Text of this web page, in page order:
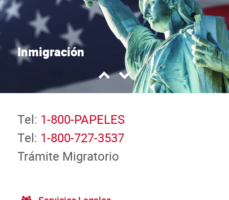
Inmigración
Tel: 1-800-PAPELES
Tel: 1-800-727-3537
Trámite Migratorio